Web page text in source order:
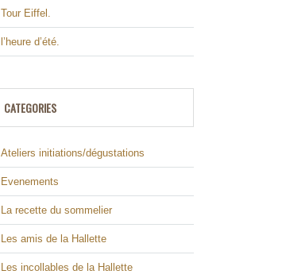
Tour Eiffel.
l’heure d’été.
CATEGORIES
Ateliers initiations/dégustations
Evenements
La recette du sommelier
Les amis de la Hallette
Les incollables de la Hallette